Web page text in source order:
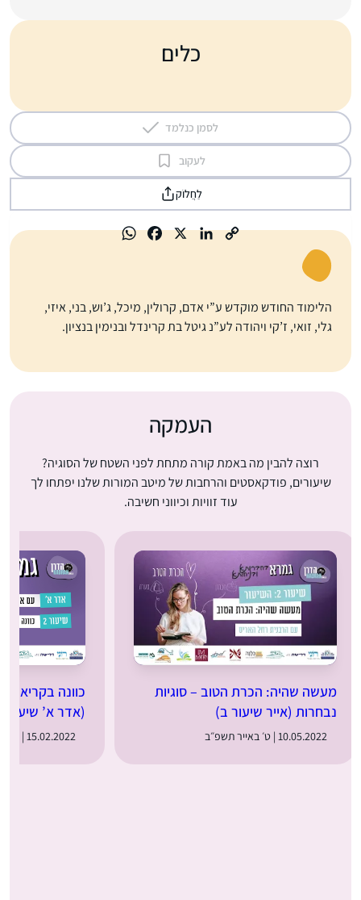
כלים
לסמן כנלמד
לעקוב
לַחֲלוֹק
הלימוד החודש מוקדש ע”י אדם, קרולין, מיכל, ג’וש, בני, איזי,
גלי, זואי, ז’קי ויהודה לע”נ גיטל בת קרינדל ובנימין בנציון.
העמקה
רוצה להבין מה באמת קורה מתחת לפני השטח של הסוגיה?
שיעורים, פודקאסטים והרחבות של מיטב המורות שלנו יפתחו לך
עוד זוויות וכיווני חשיבה.
מעשה שהיה: הכרת הטוב – סוגיות
נבחרות (אייר שיעור ב)
10.05.2022 | ט׳ באייר תשפ״ב
כוונה בקריאת
(אדר א’ שיעור 2)
15.02.2022 | י״ד באדר א׳ תשפ״ב